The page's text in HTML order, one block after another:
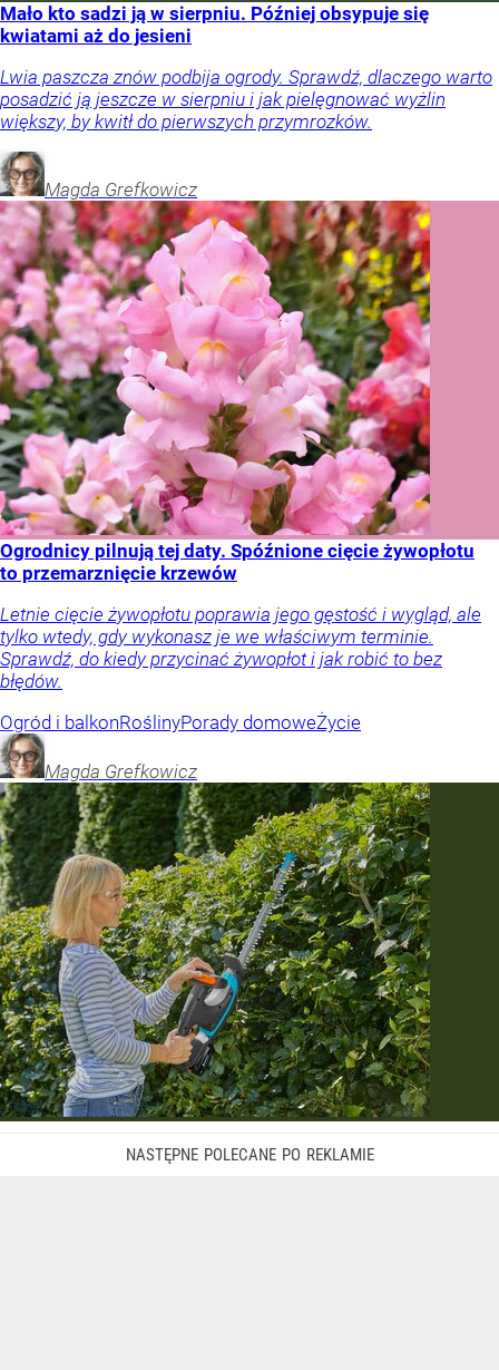
Mało kto sadzi ją w sierpniu. Później obsypuje się
kwiatami aż do jesieni
Lwia paszcza znów podbija ogrody. Sprawdź, dlaczego warto
posadzić ją jeszcze w sierpniu i jak pielęgnować wyżlin
większy, by kwitł do pierwszych przymrozków.
Magda Grefkowicz
Ogrodnicy pilnują tej daty. Spóźnione cięcie żywopłotu
to przemarznięcie krzewów
Letnie cięcie żywopłotu poprawia jego gęstość i wygląd, ale
tylko wtedy, gdy wykonasz je we właściwym terminie.
Sprawdź, do kiedy przycinać żywopłot i jak robić to bez
błędów.
Ogród i balkonRoślinyPorady domoweŻycie
Magda Grefkowicz